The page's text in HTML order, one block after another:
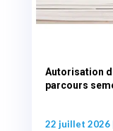
Autorisation
parcours
22 juillet 2026